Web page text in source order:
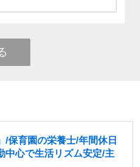
/保育園の栄養士/年間休日
中心で生活リズム安定/主